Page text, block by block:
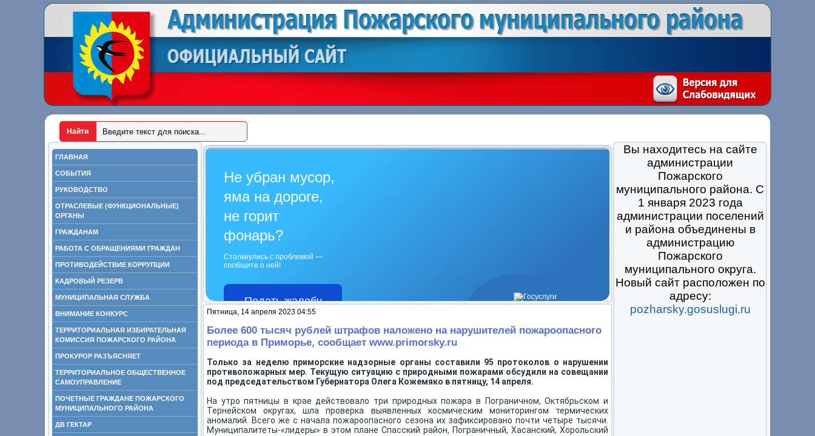
ГЛАВНАЯ
СОБЫТИЯ
РУКОВОДСТВО
ОТРАСЛЕВЫЕ (ФУНКЦИОНАЛЬНЫЕ)
ОРГАНЫ
ГРАЖДАНАМ
РАБОТА С ОБРАЩЕНИЯМИ ГРАЖДАН
ПРОТИВОДЕЙСТВИЕ КОРРУПЦИИ
КАДРОВЫЙ РЕЗЕРВ
МУНИЦИПАЛЬНАЯ СЛУЖБА
ВНИМАНИЕ КОНКУРС
ТЕРРИТОРИАЛЬНАЯ ИЗБИРАТЕЛЬНАЯ
КОМИССИЯ ПОЖАРСКОГО РАЙОНА
ПРОКУРОР РАЗЪЯСНЯЕТ
ТЕРРИТОРИАЛЬНОЕ ОБЩЕСТВЕННОЕ
САМОУПРАВЛЕНИЕ
ПОЧЕТНЫЕ ГРАЖДАНЕ ПОЖАРСКОГО
МУНИЦИПАЛЬНОГО РАЙОНА
ДВ ГЕКТАР
Вы находитесь на сайте
администрации
Пожарского
муниципального района. С
1 января 2023 года
администрации поселений
и района объединены в
администрацию
Пожарского
муниципального округа.
Новый сайт расположен по
адресу:
pozharsky.gosuslugi.ru
Не убран мусор,
яма на дороге,
не горит
фонарь?
Столкнулись с проблемой —
сообщите о ней!
Подать жалобу
Пятница, 14 апреля 2023 04:55
Более 600 тысяч рублей штрафов наложено на нарушителей пожароопасного
периода в Приморье, сообщает www.primorsky.ru
Только за неделю приморские надзорные органы составили 95 протоколов о нарушении
противопожарных мер. Текущую ситуацию с природными пожарами обсудили на совещании
под председательством Губернатора Олега Кожемяко в пятницу, 14 апреля.
На утро пятницы в крае действовало три природных пожара в Пограничном, Октябрьском и
Тернейском округах, шла проверка выявленных космическим мониторингом термических
аномалий. Всего же с начала пожароопасного сезона их зафиксировано почти четыре тысячи.
Муниципалитеты-«лидеры» в этом плане Спасский район, Пограничный, Хасанский, Хорольский